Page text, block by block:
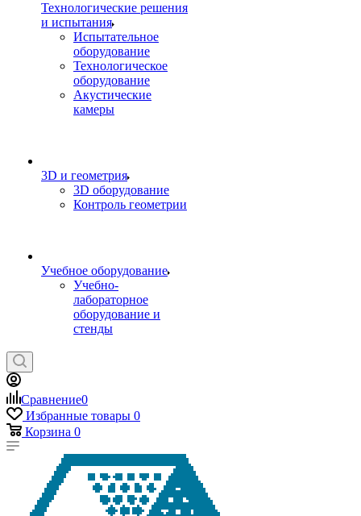
Технологические решения
и испытания
Испытательное
оборудование
Технологическое
оборудование
Акустические
камеры
3D и геометрия
3D оборудование
Контроль геометрии
Учебное оборудование
Учебно-
лабораторное
оборудование и
стенды
Сравнение0
Избранные товары 0
Корзина 0